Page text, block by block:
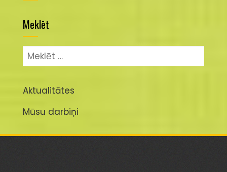
Meklēt
Meklēt:
Aktualitātes
Mūsu darbiņi